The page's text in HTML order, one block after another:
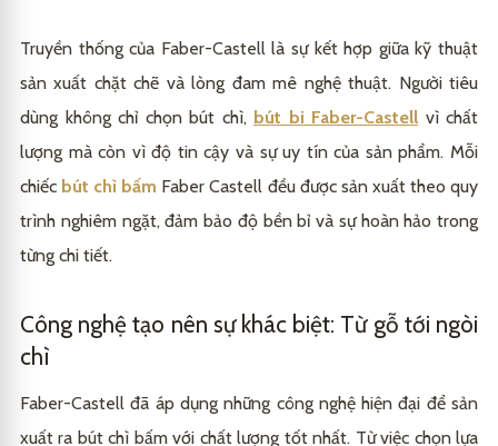
Truyền thống của Faber-Castell là sự kết hợp giữa kỹ thuật
sản xuất chặt chẽ và lòng đam mê nghệ thuật. Người tiêu
dùng không chỉ chọn bút chì, bút bi Faber-Castell vì chất
lượng mà còn vì độ tin cậy và sự uy tín của sản phẩm. Mỗi
chiếc bút chì bấm Faber Castell đều được sản xuất theo quy
trình nghiêm ngặt, đảm bảo độ bền bỉ và sự hoàn hảo trong
từng chi tiết.
Công nghệ tạo nên sự khác biệt: Từ gỗ tới ngòi
chì
Faber-Castell đã áp dụng những công nghệ hiện đại để sản
xuất ra bút chì bấm với chất lượng tốt nhất. Từ việc chọn lựa